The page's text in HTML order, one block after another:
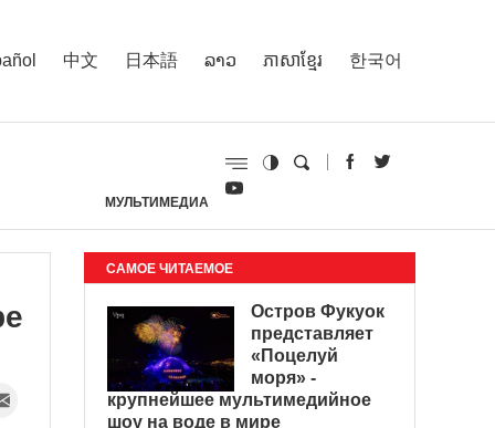
中文 日本語 ລາວ ភាសាខ្មែរ 한국어
МУЛЬТИМЕДИА
САМОЕ ЧИТАЕМОЕ
Остров Фукуок
представляет
«Поцелуй
моря» -
крупнейшее мультимедийное
шоу на воде в мире